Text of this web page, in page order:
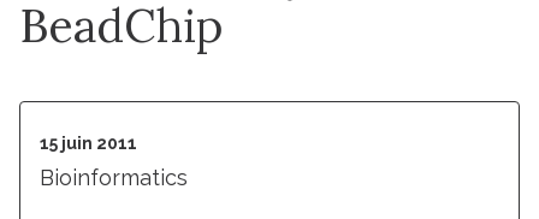
BeadChip
15 juin 2011
Bioinformatics